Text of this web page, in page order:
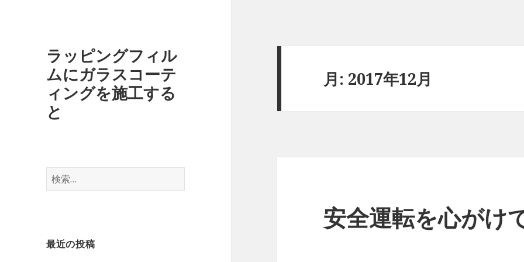
ラッピングフィル
ムにガラスコーテ
ィングを施工する
と
検
索
最近の投稿
月: 2017年12月
安全運転を心がけ